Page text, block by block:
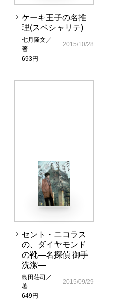
ケーキ王子の名推
理(スペシャリテ)
七月隆文／
著
693円
2015/10/28
セント・ニコラス
の、ダイヤモンド
の靴―名探偵 御手
洗潔―
島田荘司／
著
649円
2015/09/29